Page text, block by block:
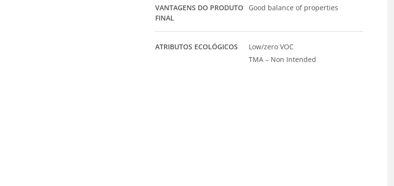
VANTAGENS DO PRODUTO
FINAL
Good balance of properties
ATRIBUTOS ECOLÓGICOS
Low/zero VOC
TMA – Non Intended